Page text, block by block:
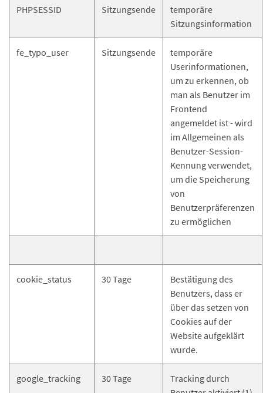
PHPSESSID Sitzungsende
temporäre
Sitzungsinformation
fe_typo_user Sitzungsende
temporäre
Userinformationen,
um zu erkennen, ob
man als Benutzer im
Frontend
angemeldet ist - wird
im Allgemeinen als
Benutzer-Session-
Kennung verwendet,
um die Speicherung
von
Benutzerpräferenzen
zu ermöglichen
cookie_status 30 Tage
Bestätigung des
Benutzers, dass er
über das setzen von
Cookies auf der
Website aufgeklärt
wurde.
google_tracking 30 Tage
Tracking durch